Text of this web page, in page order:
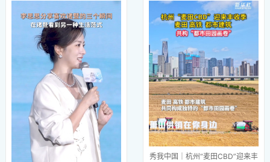
秀我中国｜杭州“麦田CBD”迎来丰